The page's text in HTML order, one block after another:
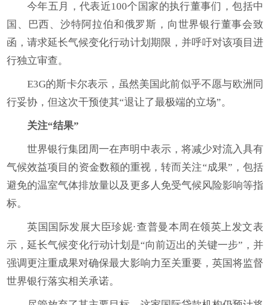
今年五月，代表近100个国家的执行董事们，包括中
国、巴西、沙特阿拉伯和俄罗斯，向世界银行董事会致
函，请求延长气候变化行动计划期限，并呼吁对该项目进
行独立审查。
E3G的斯卡尔表示，虽然美国此前似乎不愿与欧洲同
行妥协，但这次干预使其“退让了最极端的立场”。
关注“结果”
世界银行集团周一在声明中表示，将减少对流入具有
气候效益项目的资金数额的重视，转而关注“成果”，包括
避免的温室气体排放量以及更多人免受气候风险影响等指
标。
英国国际发展大臣珍妮·查普曼本周在领英上发文表
示，延长气候变化行动计划是“向前迈出的关键一步”，并
强调更注重成果对确保最大影响力至关重要，英国将监督
世界银行落实相关承诺。